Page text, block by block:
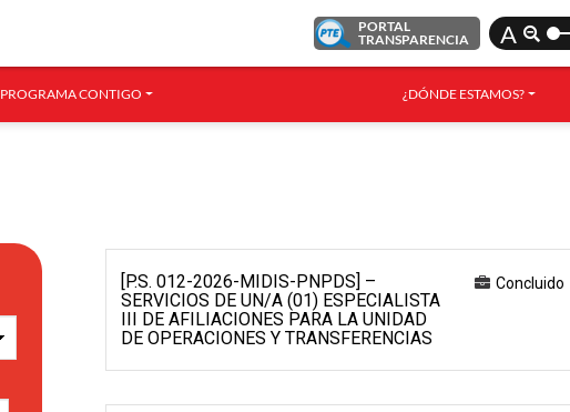
PORTAL
TRANSPARENCIA
A
PROGRAMA CONTIGO ¿DÓNDE ESTAMOS?
[P.S. 012-2026-MIDIS-PNPDS] –
SERVICIOS DE UN/A (01) ESPECIALISTA
III DE AFILIACIONES PARA LA UNIDAD
DE OPERACIONES Y TRANSFERENCIAS
Concluido